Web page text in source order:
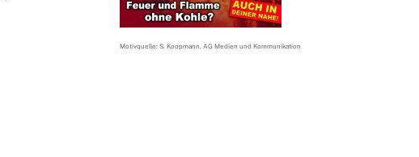
Motivquelle: S. Koopmann, AG Medien und Kommunikation